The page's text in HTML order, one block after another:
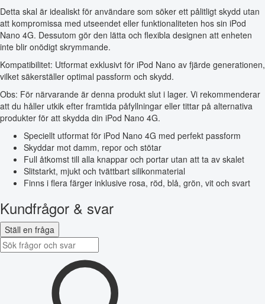
Detta skal är idealiskt för användare som söker ett pålitligt skydd utan
att kompromissa med utseendet eller funktionaliteten hos sin iPod
Nano 4G. Dessutom gör den lätta och flexibla designen att enheten
inte blir onödigt skrymmande.
Kompatibilitet: Utformat exklusivt för iPod Nano av fjärde generationen,
vilket säkerställer optimal passform och skydd.
Obs: För närvarande är denna produkt slut i lager. Vi rekommenderar
att du håller utkik efter framtida påfyllningar eller tittar på alternativa
produkter för att skydda din iPod Nano 4G.
Speciellt utformat för iPod Nano 4G med perfekt passform
Skyddar mot damm, repor och stötar
Full åtkomst till alla knappar och portar utan att ta av skalet
Slitstarkt, mjukt och tvättbart silikonmaterial
Finns i flera färger inklusive rosa, röd, blå, grön, vit och svart
Kundfrågor & svar
Ställ en fråga